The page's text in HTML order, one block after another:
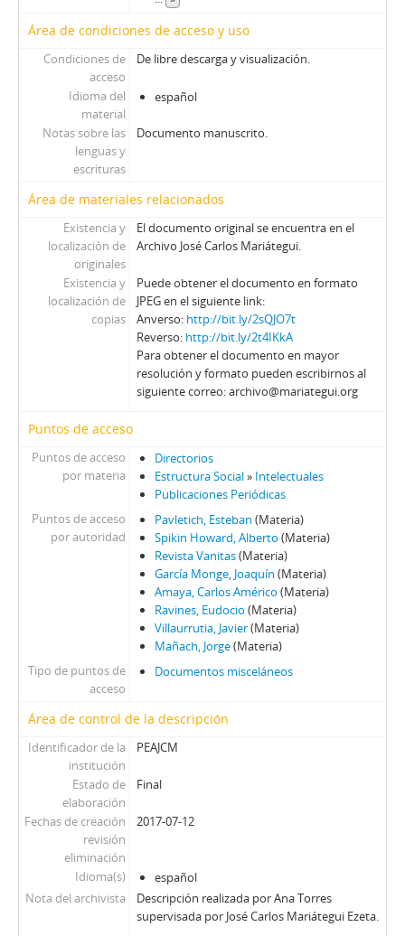
Área de condiciones de acceso y uso
Condiciones de
acceso
De libre descarga y visualización.
Idioma del
material
español
Notas sobre las
lenguas y
escrituras
Documento manuscrito.
Área de materiales relacionados
Existencia y
localización de
originales
El documento original se encuentra en el
Archivo José Carlos Mariátegui.
Existencia y
localización de
copias
Puede obtener el documento en formato
JPEG en el siguiente link:
Anverso: http://bit.ly/2sQJO7t
Reverso: http://bit.ly/2t4IKkA
Para obtener el documento en mayor
resolución y formato pueden escribirnos al
siguiente correo: archivo@mariategui.org
Puntos de acceso
Puntos de acceso
por materia
Directorios
Estructura Social» Intelectuales
Publicaciones Periódicas
Puntos de acceso
por autoridad
Pavletich, Esteban (Materia)
Spikin Howard, Alberto (Materia)
Revista Vanitas(Materia)
García Monge, Joaquín (Materia)
Amaya, Carlos Américo (Materia)
Ravines, Eudocio (Materia)
Villaurrutia, Javier(Materia)
Mañach, Jorge(Materia)
Tipo de puntos de
acceso
Documentos misceláneos
Área de control de la descripción
Identificador de la
institución
PEAJCM
Estado de
elaboración
Final
Fechas de creación
revisión
eliminación
2017-07-12
Idioma(s)
español
Nota del archivista
Descripción realizada por Ana Torres
supervisada por José Carlos Mariátegui Ezeta.